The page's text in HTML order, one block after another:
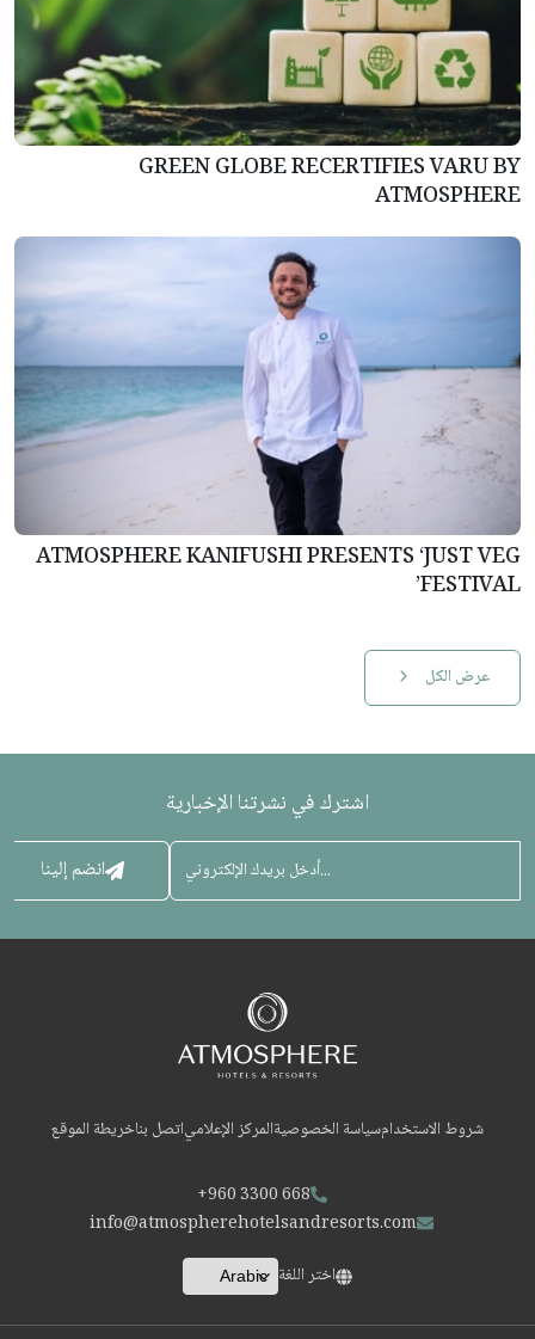
GREEN GLOBE RECERTIFIES VARU BY
ATMOSPHERE
ATMOSPHERE KANIFUSHI PRESENTS ‘JUST VEG
FESTIVAL’
عرض الكل
اشترك في نشرتنا الإخبارية
انضم إلينا
شروط الاستخدامسياسة الخصوصيةالمركز الإعلامياتصل بناخريطة الموقع
+960 3300 668
info@atmospherehotelsandresorts.com
اختر اللغة